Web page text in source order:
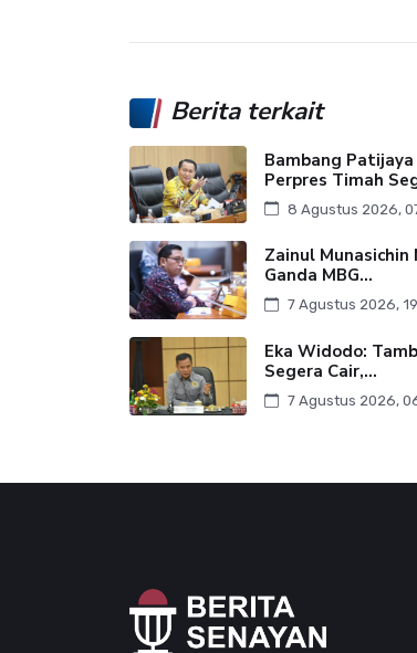
Berita terkait
Bambang
Perpres Timah
8 Agustus 2026,
Zainul
Ganda MBG...
7 Agustus 2026,
Eka Widodo:
Segera Cair,...
7 Agustus 2026,